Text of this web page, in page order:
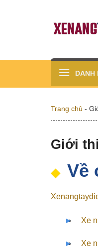
DANH
Trang chủ -
Giới
Về
Xe
Xe